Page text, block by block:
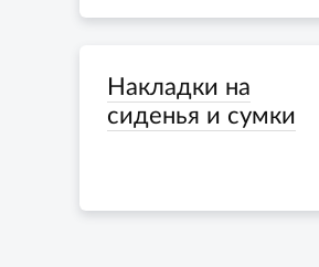
Накладки на
сиденья и сумки